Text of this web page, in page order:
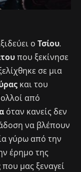
ο Τσίου.
που ξεκίνησε
σε μια
και του
από
όταν κανείς δεν
να βλέπουν
γύρω από την
έρημο της
που μας ξεναγεί